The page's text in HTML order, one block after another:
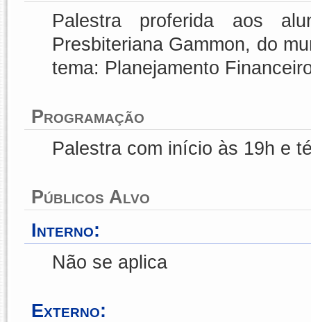
Palestra proferida aos
Presbiteriana Gammon, do
tema: Planejamento
Programação
Palestra com início às 19h e
Públicos Alvo
Interno:
Não se aplica
Externo: